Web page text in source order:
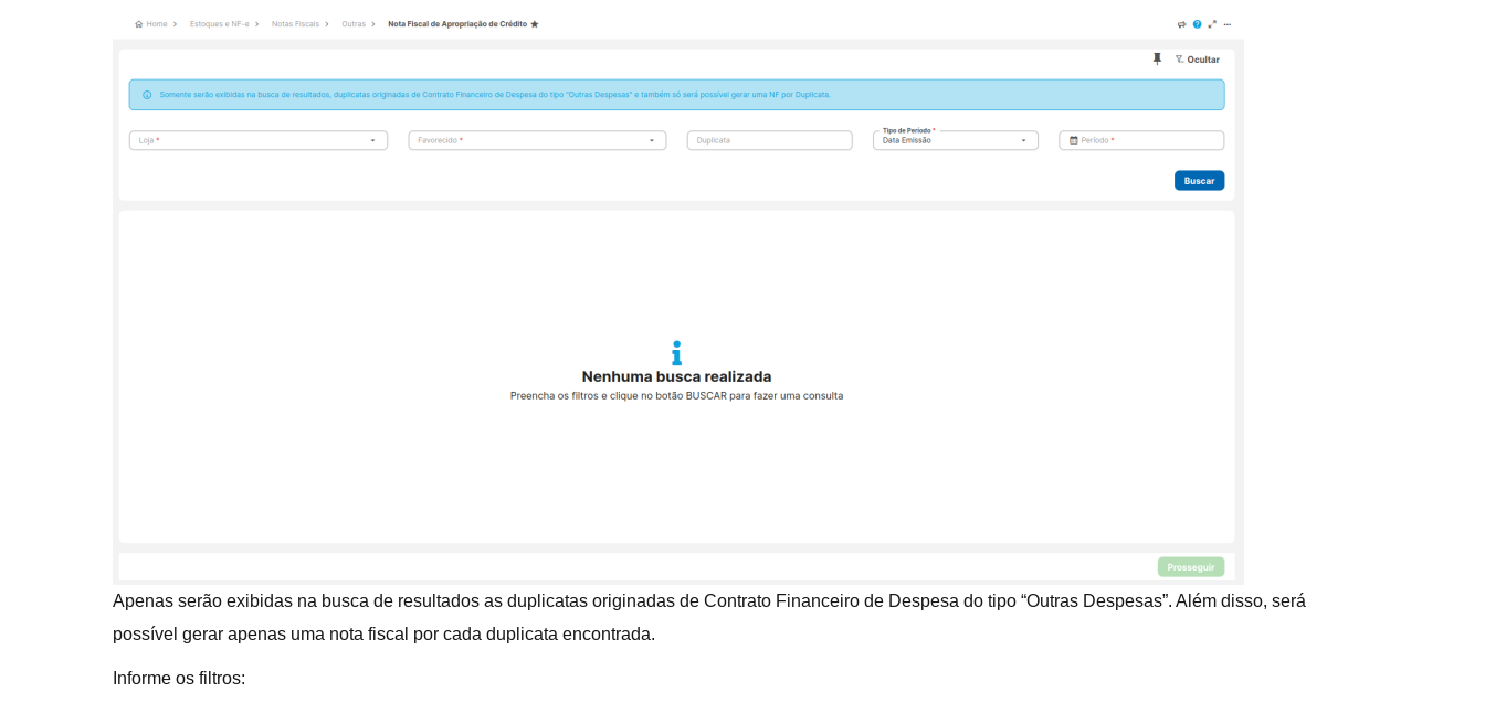
Apenas serão exibidas na busca de resultados as duplicatas originadas de Contrato Financeiro de Despesa do tipo “Outras Despesas”. Além disso, será
possível gerar apenas uma nota fiscal por cada duplicata encontrada.
Informe os filtros: